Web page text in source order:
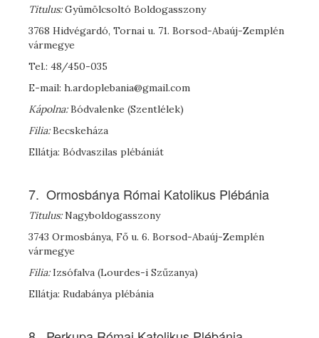
Titulus:Gyümölcsoltó Boldogasszony
3768 Hidvégardó, Tornai u. 71. Borsod-Abaúj-Zemplén
vármegye
Tel.: 48/450-035
E-mail: h.ardoplebania@gmail.com
Kápolna:Bódvalenke (Szentlélek)
Filia:Becskeháza
Ellátja: Bódvaszilas plébániát
7. Ormosbánya Római Katolikus Plébánia
Titulus: Nagyboldogasszony
3743 Ormosbánya, Fő u. 6. Borsod-Abaúj-Zemplén
vármegye
Filia:Izsófalva (Lourdes-i Szűzanya)
Ellátja: Rudabánya plébánia